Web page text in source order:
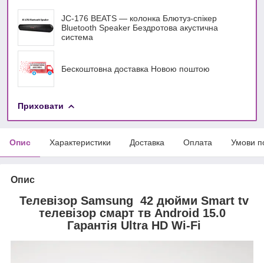
JC-176 BEATS — колонка Блютуз-спікер
Bluetooth Speaker Бездротова акустична
система
Бескоштовна доставка Новою поштою
Приховати
Опис Характеристики Доставка Оплата Умови
Опис
Телевізор Samsung 42 дюйми Smart tv
телевізор смарт тв Android 15.0
Гарантія Ultra HD Wi-Fi